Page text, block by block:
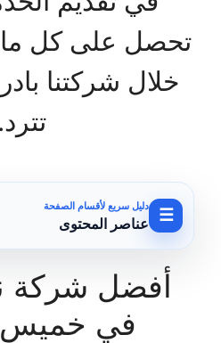
تحصل على كل
خلال شركتنا
تترد.
☰
دليل سريع لأقسام الصفحة
عناصر المحتوى
أفضل
في